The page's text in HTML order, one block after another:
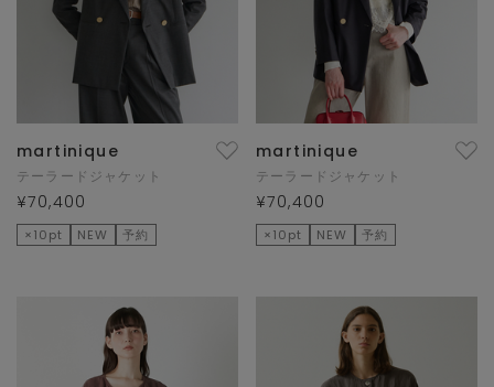
martinique
テーラードジャケット
¥70,400
×10pt NEW 予約
martinique
テーラードジャケット
¥70,400
×10pt NEW 予約